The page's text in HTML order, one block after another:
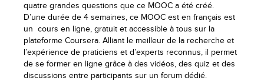
quatre grandes questions que ce MOOC a été créé.
D’une durée de 4 semaines, ce MOOC est en français est
un cours en ligne, gratuit et accessible à tous sur la
plateforme Coursera. Alliant le meilleur de la recherche et
l’expérience de praticiens et d’experts reconnus, il permet
de se former en ligne grâce à des vidéos, des quiz et des
discussions entre participants sur un forum dédié.